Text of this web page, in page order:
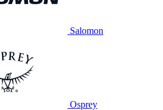
Salomon
Osprey